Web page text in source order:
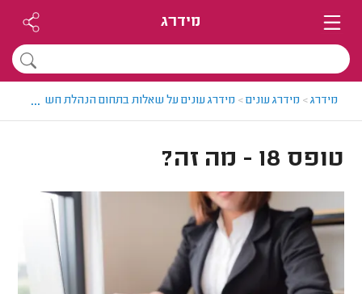
מידרג
מידרג> מידרג עונים> מידרג עונים על שאלות בתחום הנהלת חשבונות
...
טופס 18 - מה זה?